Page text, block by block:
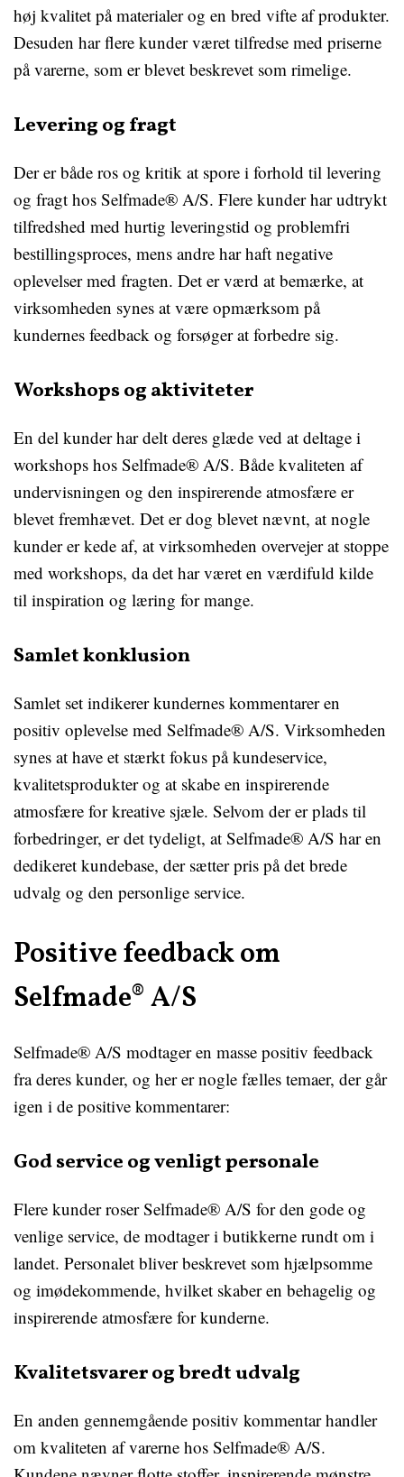
høj kvalitet på materialer og en bred vifte af produkter.
Desuden har flere kunder været tilfredse med priserne
på varerne, som er blevet beskrevet som rimelige.
Levering og fragt
Der er både ros og kritik at spore i forhold til levering
og fragt hos Selfmade® A/S. Flere kunder har udtrykt
tilfredshed med hurtig leveringstid og problemfri
bestillingsproces, mens andre har haft negative
oplevelser med fragten. Det er værd at bemærke, at
virksomheden synes at være opmærksom på
kundernes feedback og forsøger at forbedre sig.
Workshops og aktiviteter
En del kunder har delt deres glæde ved at deltage i
workshops hos Selfmade® A/S. Både kvaliteten af
undervisningen og den inspirerende atmosfære er
blevet fremhævet. Det er dog blevet nævnt, at nogle
kunder er kede af, at virksomheden overvejer at stoppe
med workshops, da det har været en værdifuld kilde
til inspiration og læring for mange.
Samlet konklusion
Samlet set indikerer kundernes kommentarer en
positiv oplevelse med Selfmade® A/S. Virksomheden
synes at have et stærkt fokus på kundeservice,
kvalitetsprodukter og at skabe en inspirerende
atmosfære for kreative sjæle. Selvom der er plads til
forbedringer, er det tydeligt, at Selfmade® A/S har en
dedikeret kundebase, der sætter pris på det brede
udvalg og den personlige service.
Positive feedback om
Selfmade® A/S
Selfmade® A/S modtager en masse positiv feedback
fra deres kunder, og her er nogle fælles temaer, der går
igen i de positive kommentarer:
God service og venligt personale
Flere kunder roser Selfmade® A/S for den gode og
venlige service, de modtager i butikkerne rundt om i
landet. Personalet bliver beskrevet som hjælpsomme
og imødekommende, hvilket skaber en behagelig og
inspirerende atmosfære for kunderne.
Kvalitetsvarer og bredt udvalg
En anden gennemgående positiv kommentar handler
om kvaliteten af varerne hos Selfmade® A/S.